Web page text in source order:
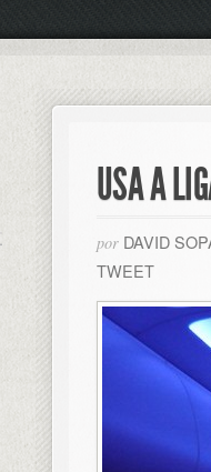
USA A
por DAVID
TWEET